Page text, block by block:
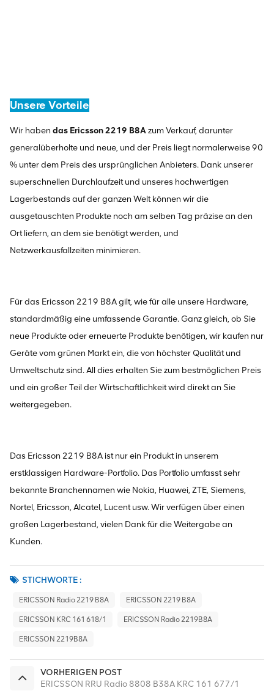
Unsere Vorteile
Wir haben das Ericsson 2219 B8Azum Verkauf, darunter
generalüberholte und neue, und der Preis liegt normalerweise 90
% unter dem Preis des ursprünglichen Anbieters. Dank unserer
superschnellen Durchlaufzeit und unseres hochwertigen
Lagerbestands auf der ganzen Welt können wir die
ausgetauschten Produkte noch am selben Tag präzise an den
Ort liefern, an dem sie benötigt werden, und
Netzwerkausfallzeiten minimieren.
Für das Ericsson 2219 B8A gilt, wie für alle unsere Hardware,
standardmäßig eine umfassende Garantie. Ganz gleich, ob Sie
neue Produkte oder erneuerte Produkte benötigen, wir kaufen nur
Geräte vom grünen Markt ein, die von höchster Qualität und
Umweltschutz sind. All dies erhalten Sie zum bestmöglichen Preis
und ein großer Teil der Wirtschaftlichkeit wird direkt an Sie
weitergegeben.
Das Ericsson 2219 B8A ist nur ein Produkt in unserem
erstklassigen Hardware-Portfolio. Das Portfolio umfasst sehr
bekannte Branchennamen wie Nokia, Huawei, ZTE, Siemens,
Nortel, Ericsson, Alcatel, Lucent usw. Wir verfügen über einen
großen Lagerbestand, vielen Dank für die Weitergabe an
Kunden.
STICHWORTE :
ERICSSON Radio 2219 B8A ERICSSON 2219 B8A
ERICSSON KRC 161 618/1 ERICSSON Radio 2219B8A
ERICSSON 2219B8A
VORHERIGEN POST
ERICSSON RRU Radio 8808 B38A KRC 161 677/1